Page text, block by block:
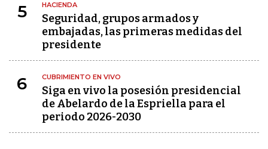
5 HACIENDA
Seguridad, grupos armados y
embajadas, las primeras medidas del
presidente
6 CUBRIMIENTO EN VIVO
Siga en vivo la posesión presidencial
de Abelardo de la Espriella para el
periodo 2026-2030